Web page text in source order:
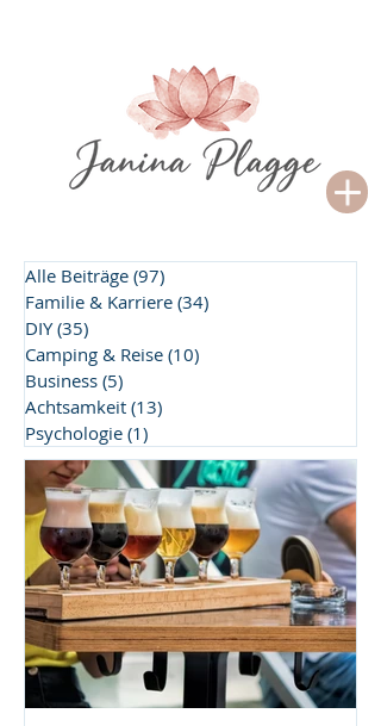
Alle Beiträge (97)
Familie & Karriere (34)
DIY (35)
Camping & Reise (10)
Business (5)
Achtsamkeit (13)
Psychologie (1)